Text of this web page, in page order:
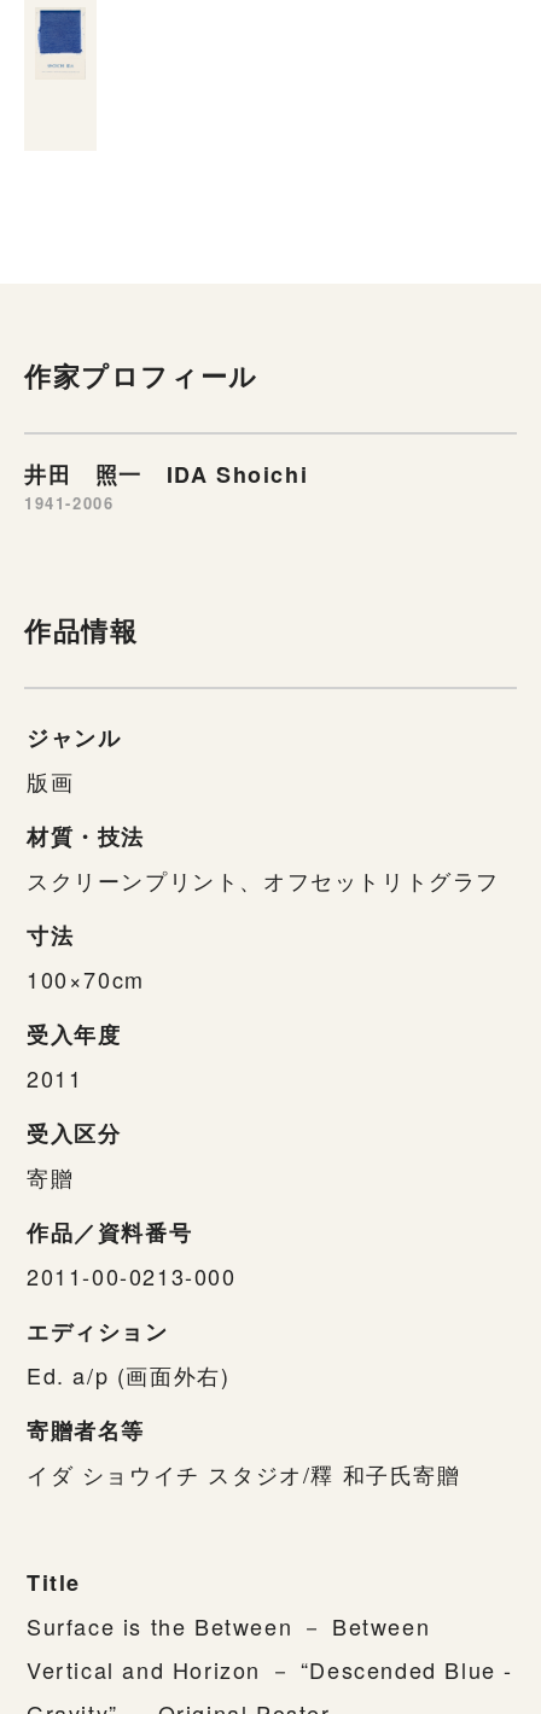
作家プロフィール
井田 照一 IDA Shoichi
1941-2006
作品情報
ジャンル
版画
材質・技法
スクリーンプリント、オフセットリトグラフ
寸法
100×70cm
受入年度
2011
受入区分
寄贈
作品／資料番号
2011-00-0213-000
エディション
Ed. a/p (画面外右)
寄贈者名等
イダ ショウイチ スタジオ/釋 和子氏寄贈
Title
Surface is the Between － Between
Vertical and Horizon － “Descended Blue -